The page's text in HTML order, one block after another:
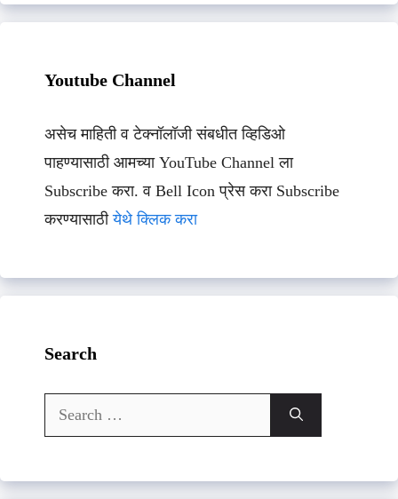
Youtube Channel
असेच माहिती व टेक्नॉलॉजी संबधीत व्हिडिओ
पाहण्यासाठी आमच्या YouTube Channel ला
Subscribe करा. व Bell Icon प्रेस करा Subscribe
करण्यासाठीयेथे क्लिक करा
Search
Search
for: